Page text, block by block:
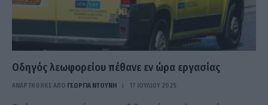
Οδηγός λεωφορείου πέθανε εν ώρα εργασίας
ΑΝΑΡΤΗΘΗΚΕ ΑΠΟ ΓΕΩΡΓΊΑ ΝΤΟΎΝΗ 17 ΙΟΥΛΊΟΥ 2025